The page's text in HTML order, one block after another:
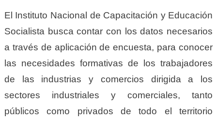
El Instituto Nacional de Capacitación y Educación
Socialista busca contar con los datos necesarios
a través de aplicación de encuesta, para conocer
las necesidades formativas de los trabajadores
de las industrias y comercios dirigida a los
sectores industriales y comerciales, tanto
públicos como privados de todo el territorio